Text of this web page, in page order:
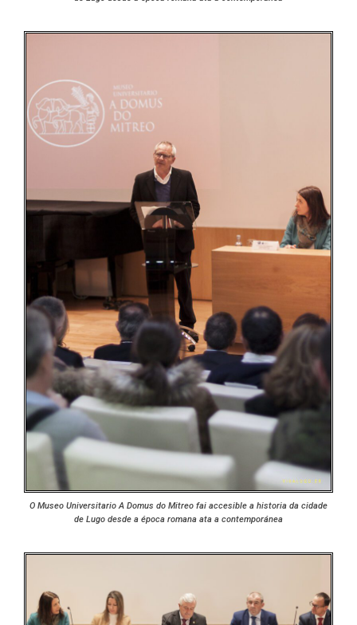
O Museo Universitario A Domus do Mitreo fai accesible a historia da cidade
de Lugo desde a época romana ata a contemporánea